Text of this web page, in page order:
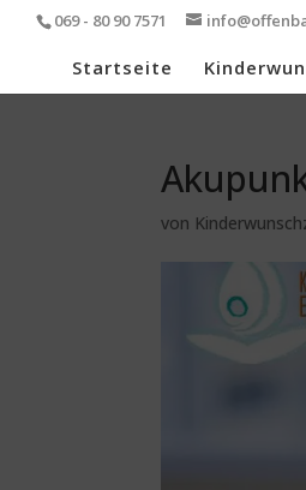
069 - 80 90 7571
Startseite
von